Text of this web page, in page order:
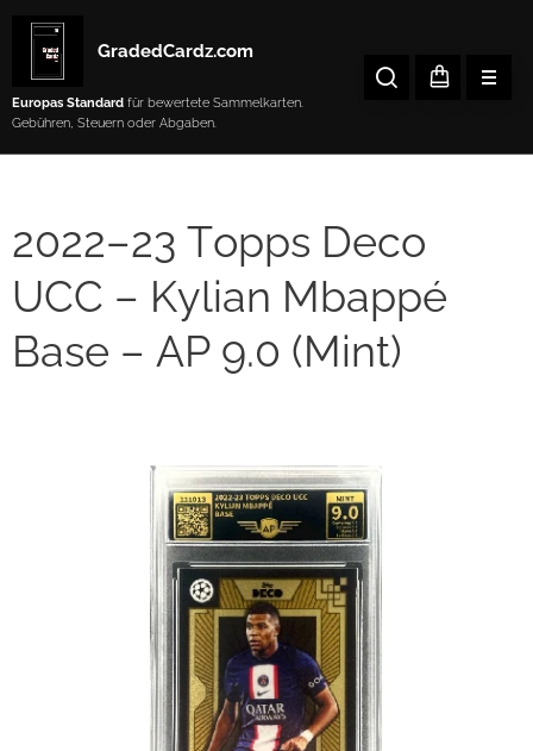
GradedCardz.com
Europas Standard für bewertete Sammelkarten.
Gebühren, Steuern oder Abgaben.
2022–23 Topps Deco
UCC – Kylian Mbappé
Base – AP 9.0 (Mint)